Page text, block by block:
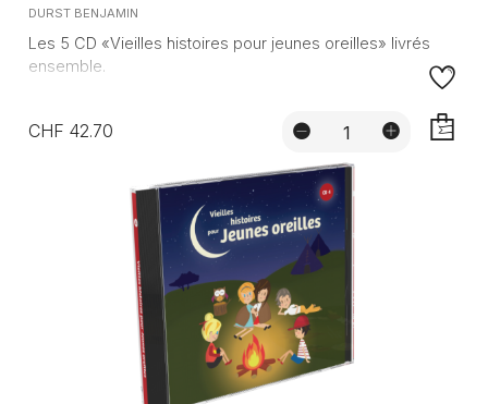
DURST BENJAMIN
Les 5 CD «Vieilles histoires pour jeunes oreilles» livrés
ensemble.
CHF 42.70